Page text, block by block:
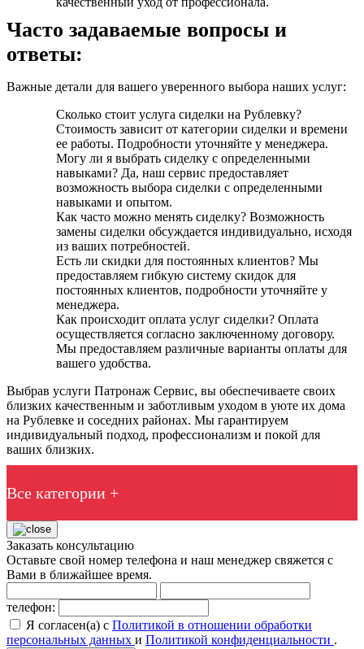
Часто задаваемые вопросы и
ответы:
Важные детали для вашего уверенного выбора наших услуг:
Сколько стоит услуга сиделки на Рублевку?
Стоимость зависит от категории сиделки и времени
ее работы. Подробности уточняйте у менеджера.
Могу ли я выбрать сиделку с определенными
навыками? Да, наш сервис предоставляет
возможность выбора сиделки с определенными
навыками и опытом.
Как часто можно менять сиделку? Возможность
замены сиделки обсуждается индивидуально, исходя
из ваших потребностей.
Есть ли скидки для постоянных клиентов? Мы
предоставляем гибкую систему скидок для
постоянных клиентов, подробности уточняйте у
менеджера.
Как происходит оплата услуг сиделки? Оплата
осуществляется согласно заключенному договору.
Мы предоставляем различные варианты оплаты для
вашего удобства.
Выбрав услуги Патронаж Сервис, вы обеспечиваете своих
близких качественным и заботливым уходом в уюте их дома
на Рублевке и соседних районах. Мы гарантируем
индивидуальный подход, профессионализм и покой для
ваших близких.
Все категории +
Заказать консультацию
Оставьте свой номер телефона и наш менеджер свяжется с
Вами в ближайшее время.
телефон:
Я согласен(а) с Политикой в отношении обработки
персональных данных и Политикой конфиденциальности .